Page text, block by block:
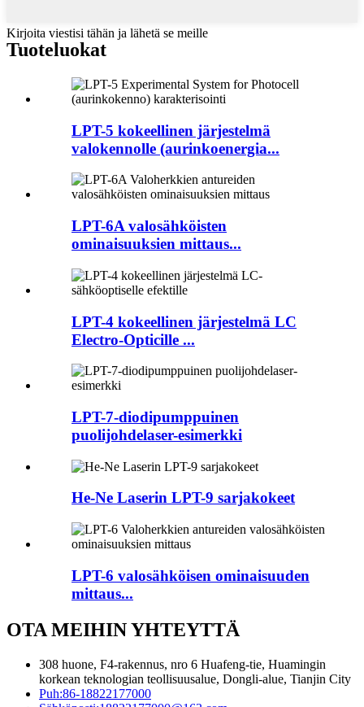
Kirjoita viestisi tähän ja lähetä se meille
Tuoteluokat
LPT-5 kokeellinen järjestelmä
valokennolle (aurinkoenergia...
LPT-6A valosähköisten
ominaisuuksien mittaus...
LPT-4 kokeellinen järjestelmä LC
Electro-Opticille ...
LPT-7-diodipumppuinen
puolijohdelaser-esimerkki
He-Ne Laserin LPT-9 sarjakokeet
LPT-6 valosähköisen ominaisuuden
mittaus...
OTA MEIHIN YHTEYTTÄ
308 huone, F4-rakennus, nro 6 Huafeng-tie, Huamingin
korkean teknologian teollisuusalue, Dongli-alue, Tianjin City
Puh:86-18822177000